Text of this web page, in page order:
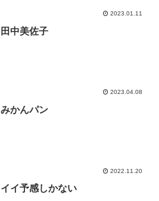
2023.01.11
田中美佐子
2023.04.08
みかんパン
2022.11.20
イイ予感しかない